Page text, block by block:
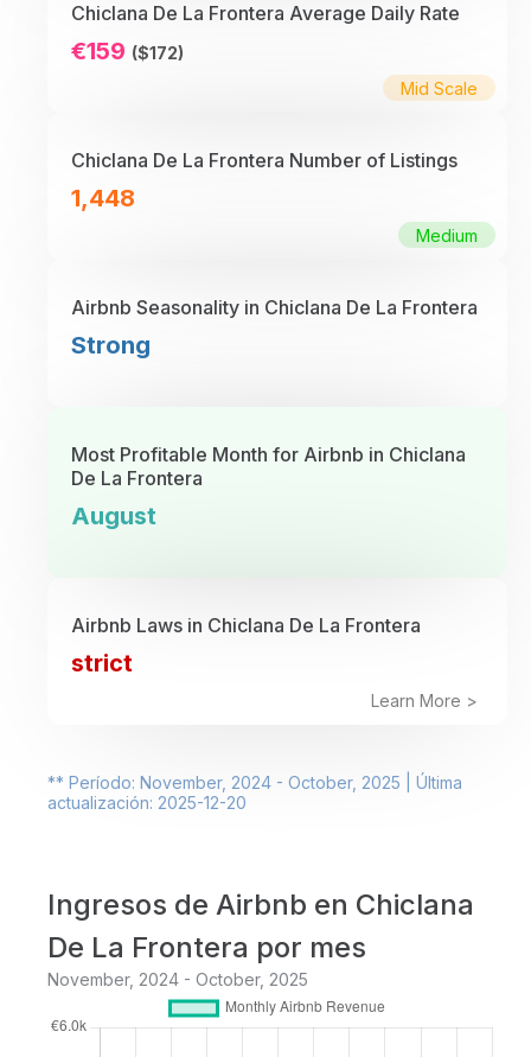
Chiclana De La Frontera Average Daily Rate
€159 ($172)
Mid Scale
Chiclana De La Frontera Number of Listings
1,448
Medium
Airbnb Seasonality in Chiclana De La Frontera
Strong
Most Profitable Month for Airbnb in Chiclana
De La Frontera
August
Airbnb Laws in Chiclana De La Frontera
strict
Learn More >
** Período: November, 2024 - October, 2025 | Última
actualización: 2025-12-20
Ingresos de Airbnb en Chiclana
De La Frontera por mes
November, 2024 - October, 2025